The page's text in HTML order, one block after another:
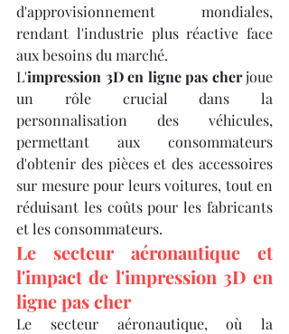
d'approvisionnement mondiales,
rendant l'industrie plus réactive face
aux besoins du marché.
L'impression 3D en ligne pas cher joue
un rôle crucial dans la
personnalisation des véhicules,
permettant aux consommateurs
d'obtenir des pièces et des accessoires
sur mesure pour leurs voitures, tout en
réduisant les coûts pour les fabricants
et les consommateurs.
Le secteur aéronautique et
l'impact de l'impression 3D en
ligne pas cher
Le secteur aéronautique, où la